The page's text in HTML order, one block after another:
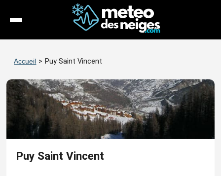
Stations
Webcams
Accueil > Puy Saint Vincent
Puy Saint Vincent